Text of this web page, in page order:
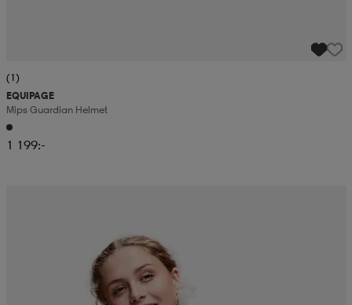
(1)
EQUIPAGE
Mips Guardian Helmet
1 199:-